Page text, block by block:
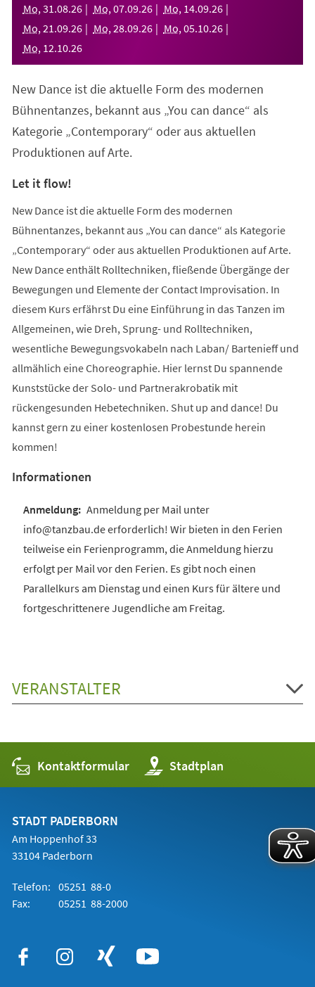
Mo, 31 .08.26 Mo, 07.09.26 Mo, 14.09.26
Mo, 21 .09.26 Mo, 28.09.26 Mo, 05.10.26
Mo, 12.10.26
New Dance ist die aktuelle Form des modernen
Bühnentanzes, bekannt aus „You can dance“ als
Kategorie „Contemporary“ oder aus aktuellen
Produktionen auf Arte.
Let it flow!
New Dance ist die aktuelle Form des modernen
Bühnentanzes, bekannt aus „You can dance“ als Kategorie
„Contemporary“ oder aus aktuellen Produktionen auf Arte.
New Dance enthält Rolltechniken, fließende Übergänge der
Bewegungen und Elemente der Contact Improvisation. In
diesem Kurs erfährst Du eine Einführung in das Tanzen im
Allgemeinen, wie Dreh, Sprung- und Rolltechniken,
wesentliche Bewegungsvokabeln nach Laban/ Bartenieff und
allmählich eine Choreographie. Hier lernst Du spannende
Kunststücke der Solo- und Partnerakrobatik mit
rückengesunden Hebetechniken. Shut up and dance! Du
kannst gern zu einer kostenlosen Probestunde herein
kommen!
Informationen
Anmeldung per Mail unter
info@tanzbau.de erforderlich! Wir bieten in den Ferien
teilweise ein Ferienprogramm, die Anmeldung hierzu
erfolgt per Mail vor den Ferien. Es gibt noch einen
Parallelkurs am Dienstag und einen Kurs für ältere und
fortgeschrittenere Jugendliche am Freitag.
VERANSTALTER
Kontaktformular Stadtplan
(Öffnet
in
einem
STADT PADERBORN
Am Hoppenhof 33
33104 Paderborn
Telefon: 05251 88-0
Fax:
05251 88-2000